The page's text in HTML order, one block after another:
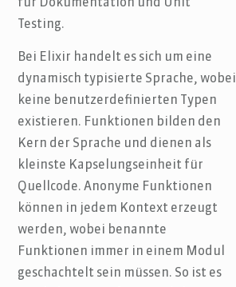
für Dokumentation und Unit
Testing.
Bei Elixir handelt es sich um eine
dynamisch typisierte Sprache, wobei
keine benutzerdefinierten Typen
existieren. Funktionen bilden den
Kern der Sprache und dienen als
kleinste Kapselungseinheit für
Quellcode. Anonyme Funktionen
können in jedem Kontext erzeugt
werden, wobei benannte
Funktionen immer in einem Modul
geschachtelt sein müssen. So ist es